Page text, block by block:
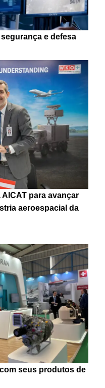
e defesa
para avançar
aeroespacial da
seus produtos de